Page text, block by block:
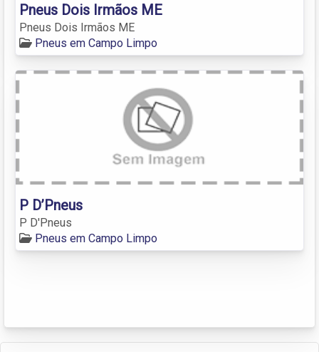
Pneus Dois Irmãos ME
Pneus Dois Irmãos ME
Pneus em Campo Limpo
P D’Pneus
P D'Pneus
Pneus em Campo Limpo